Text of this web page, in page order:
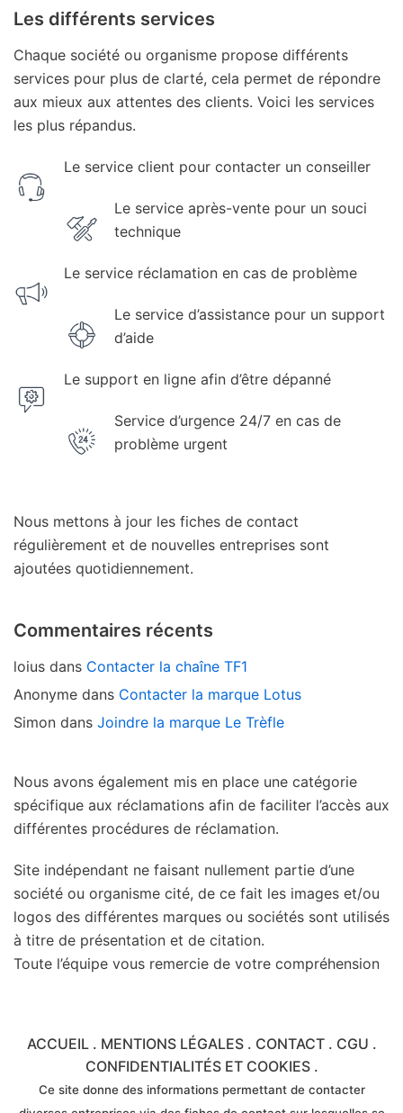
Les différents services
Chaque société ou organisme propose différents
services pour plus de clarté, cela permet de répondre
aux mieux aux attentes des clients. Voici les services
les plus répandus.
Le service client pour contacter un conseiller
Le service après-vente pour un souci
technique
Le service réclamation en cas de problème
Le service d’assistance pour un support
d’aide
Le support en ligne afin d’être dépanné
Service d’urgence 24/7 en cas de
problème urgent
Nous mettons à jour les fiches de contact
régulièrement et de nouvelles entreprises sont
ajoutées quotidiennement.
Commentaires récents
loius dans Contacter la chaîne TF1
Anonyme dans Contacter la marque Lotus
Simon dans Joindre la marque Le Trèfle
Nous avons également mis en place une catégorie
spécifique aux réclamations afin de faciliter l’accès aux
différentes procédures de réclamation.
Site indépendant ne faisant nullement partie d’une
société ou organisme cité, de ce fait les images et/ou
logos des différentes marques ou sociétés sont utilisés
à titre de présentation et de citation.
Toute l’équipe vous remercie de votre compréhension
ACCUEIL. MENTIONS LÉGALES. CONTACT. CGU .
CONFIDENTIALITÉS ET COOKIES.
Ce site donne des informations permettant de contacter